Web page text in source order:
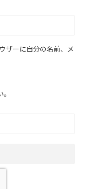
ザーに自分の名前、メ